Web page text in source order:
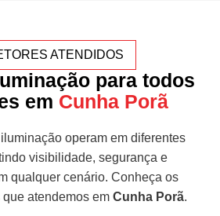
ATENDIDOS
para todos
em Cunha Porã
operam em diferentes
visibilidade, segurança e
qualquer cenário. Conheça os
atendemos em Cunha Porã.